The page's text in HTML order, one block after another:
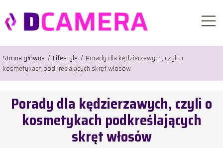
Strona główna / Lifestyle / Porady dla kędzierzawych, czyli o
kosmetykach podkreślających skręt włosów
Porady dla kędzierzawych, czyli o
kosmetykach podkreślających
skręt włosów